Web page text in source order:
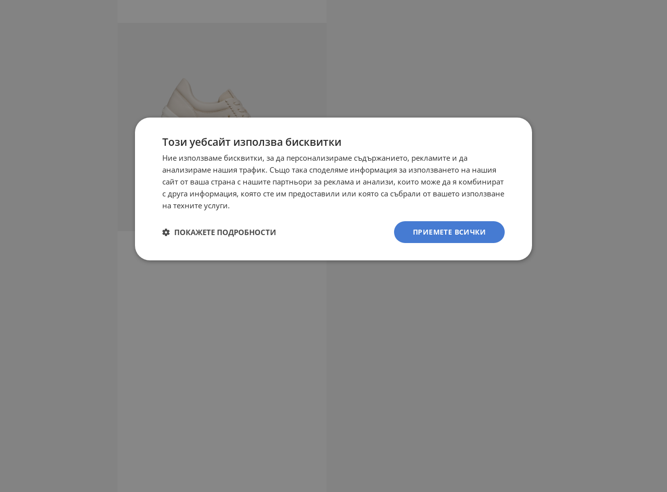
Този уебсайт използва бисквитки
Ние използваме бисквитки, за да персонализираме съдържанието, рекламите и да
анализираме нашия трафик. Също така споделяме информация за използването на нашия
сайт от ваша страна с нашите партньори за реклама и анализи, които може да я комбинират
с друга информация, която сте им предоставили или която са събрали от вашето използване
на техните услуги.
ПРИЕМЕТЕ ВСИЧКИ
ПОКАЖЕТЕ ПОДРОБНОСТИ